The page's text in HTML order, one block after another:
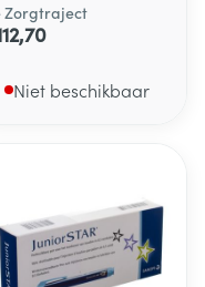
Zorgtraject
Niet beschikbaar